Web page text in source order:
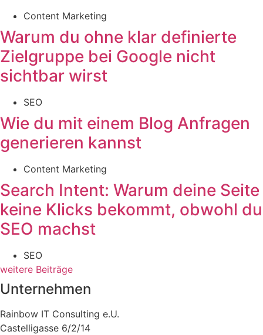
Content Marketing
Warum du ohne klar definierte
Zielgruppe bei Google nicht
sichtbar wirst
SEO
Wie du mit einem Blog Anfragen
generieren kannst
Content Marketing
Search Intent: Warum deine Seite
keine Klicks bekommt, obwohl du
SEO machst
SEO
weitere Beiträge
Unternehmen
Rainbow IT Consulting e.U.
Castelligasse 6/2/14